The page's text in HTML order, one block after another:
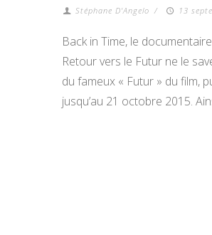
Stéphane D'Angelo / 13
Back in Time, le
Retour vers le Futur ne le
du fameux « Futur » du film,
jusqu’au 21 octobre 2015.